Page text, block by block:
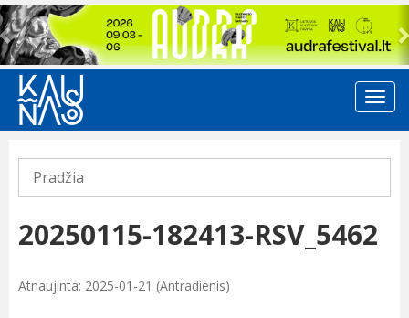
Previous
Pradžia
20250115-182413-RSV_5462
Atnaujinta: 2025-01-21 (Antradienis)